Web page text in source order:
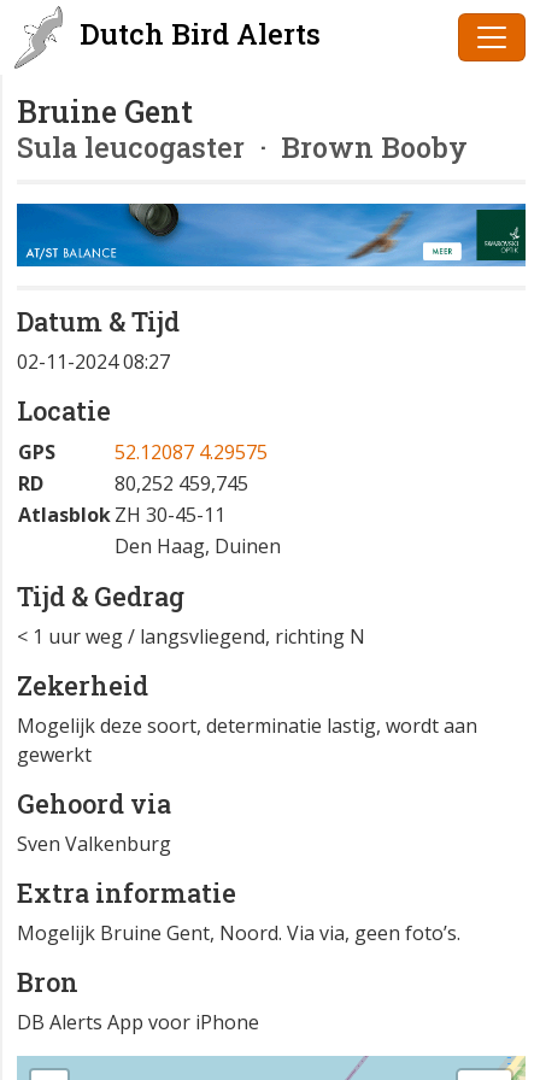
Dutch Bird Alerts
Bruine Gent
Sula leucogaster · Brown Booby
Datum & Tijd
02-11-2024 08:27
Locatie
GPS
52.12087 4.29575
RD
80,252 459,745
AtlasblokZH 30-45-11
Den Haag, Duinen
Tijd & Gedrag
< 1 uur weg / langsvliegend, richting N
Zekerheid
Mogelijk deze soort, determinatie lastig, wordt aan
gewerkt
Gehoord via
Sven Valkenburg
Extra informatie
Mogelijk Bruine Gent, Noord. Via via, geen foto’s.
Bron
DB Alerts App voor iPhone